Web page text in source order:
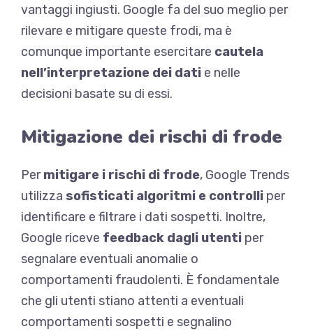
vantaggi ingiusti. Google fa del suo meglio per
rilevare e mitigare queste frodi, ma è
comunque importante esercitare cautela
nell’interpretazione dei dati e nelle
decisioni basate su di essi.
Mitigazione dei rischi di frode
Permitigare i rischi di frode, Google Trends
utilizza sofisticati algoritmi e controlli per
identificare e filtrare i dati sospetti. Inoltre,
Google riceve feedback dagli utenti per
segnalare eventuali anomalie o
comportamenti fraudolenti. È fondamentale
che gli utenti stiano attenti a eventuali
comportamenti sospetti e segnalino